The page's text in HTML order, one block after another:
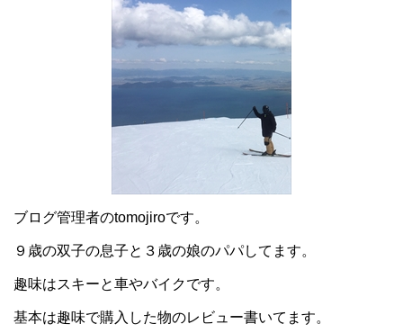
ブログ管理者のtomojiroです。
９歳の双子の息子と３歳の娘のパパしてます。
趣味はスキーと車やバイクです。
基本は趣味で購入した物のレビュー書いてます。